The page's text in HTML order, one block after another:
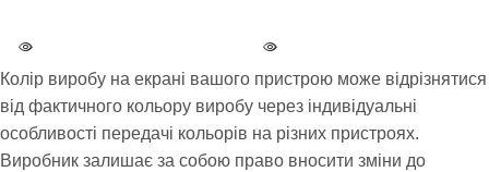
АКЦІЯ
Безкоштовна
доставка при
оплаті на картку
АКЦІЯ
Безкоштовна
оплаті на картку
Колір виробу на екрані вашого пристрою може відрізнятися
від фактичного кольору виробу через індивідуальні
особливості передачі кольорів на різних пристроях.
Виробник залишає за собою право вносити зміни до